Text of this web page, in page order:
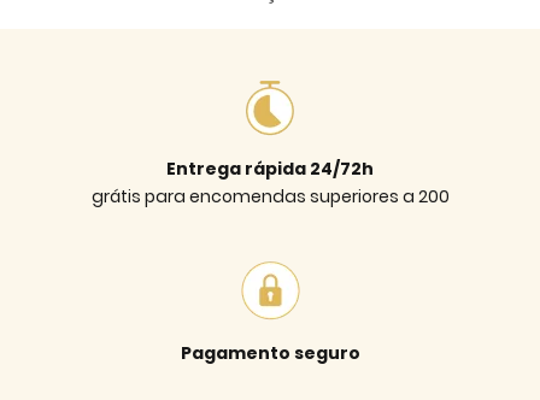
Entrega rápida 24/72h
grátis para encomendas superiores a 200
Pagamento seguro